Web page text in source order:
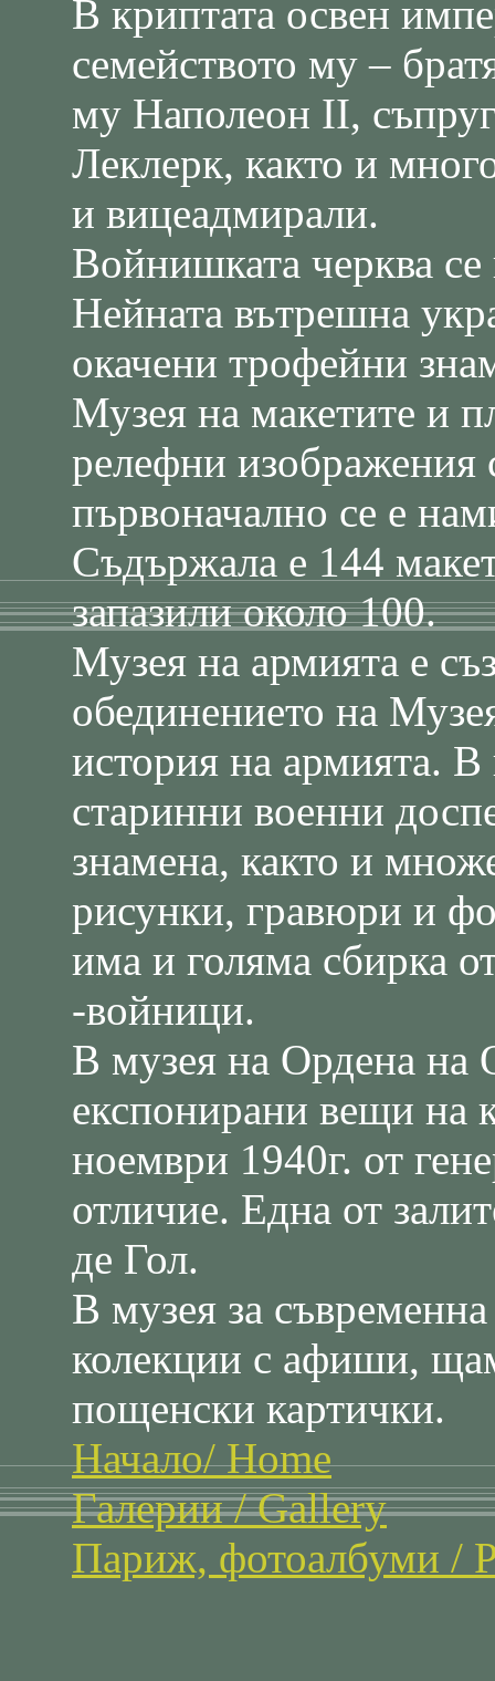
В криптата освен
семейството му –
му Наполеон ІІ,
Леклерк, както и
и вицеадмирали.
Войнишката черква се
Нейната вътрешна
окачени трофейни
Музея на макетите и
релефни изображения
първоначално се е
Съдържала е 144
запазили около 100.
Музея на армията е
обединението на
история на армията.
старинни военни
знамена, както и
рисунки, гравюри и
има и голяма сбирка
-войници.
В музея на Ордена на
експонирани вещи на
ноември 1940г. от
отличие. Една от
де Гол.
В музея за
колекции с афиши,
пощенски картички.
Начало/ Home
Галерии / Gallery
Париж, фотоалбуми /